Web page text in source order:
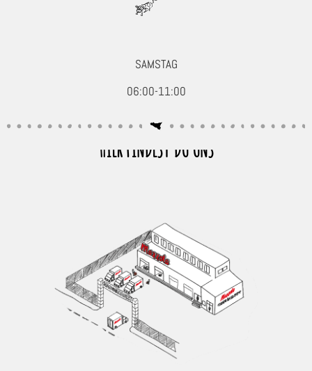
Seafood, Fisch & Meeresfrüchte
SAMSTAG
06:00-11:00
HIER FINDEST DU UNS